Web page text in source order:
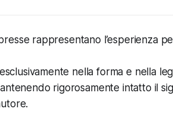
rappresentano l’esperienza
nella forma e nella
rigorosamente intatto il